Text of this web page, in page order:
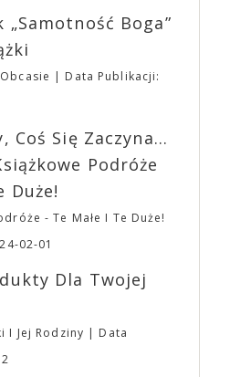
najbardziej zaskakującej
„Dziedzictwo. Hereditary” i
dzień” zrealizował najbardziej
mu w pełni podzielić
wizją świata, a przede
od 21 kwietnia.
Na terenie hali nie zabraknie
serwujących
a przed halą
Życzymy Wam
na nadchodzącą
Boga”
Data Publikacji:
Coś Się Zaczyna...
Podróże
Duże!
- Te Małe I Te Duże!
02-01
Dla Twojej
I Jej Rodziny
Data